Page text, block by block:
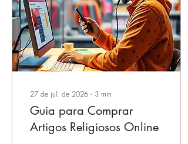
27 de jul. de 2026 ∙ 3 min
Guia para Comprar
Artigos Religiosos Online